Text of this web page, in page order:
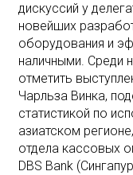
дискуссий у
новейших
оборудования и
наличными. Среди
отметить
Чарльза Винка,
статистикой по
азиатском
отдела кассовых
DBS Bank